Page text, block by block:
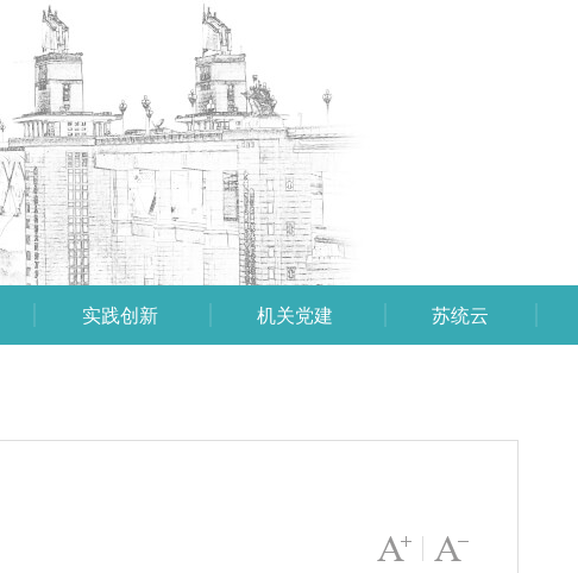
实践创新 机关党建 苏统云
字号变小